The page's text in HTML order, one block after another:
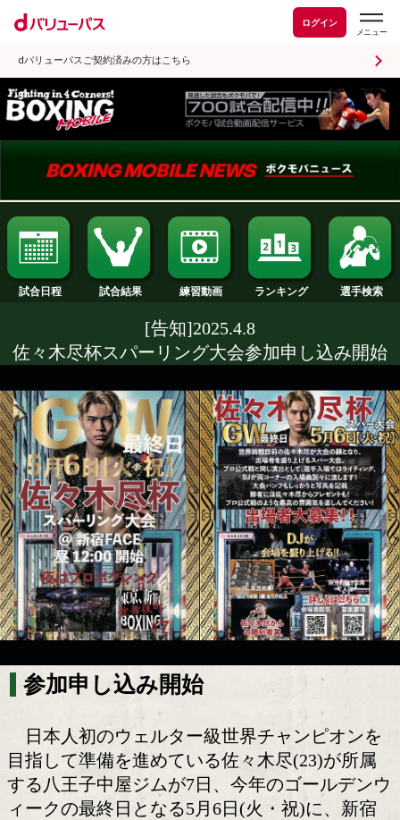
ログイン
dバリューパスご契約済みの方はこちら
試合日程 試合結果 練習動画 ランキング
[告知]2025.4.8
佐々木尽杯スパーリング大会参加申し